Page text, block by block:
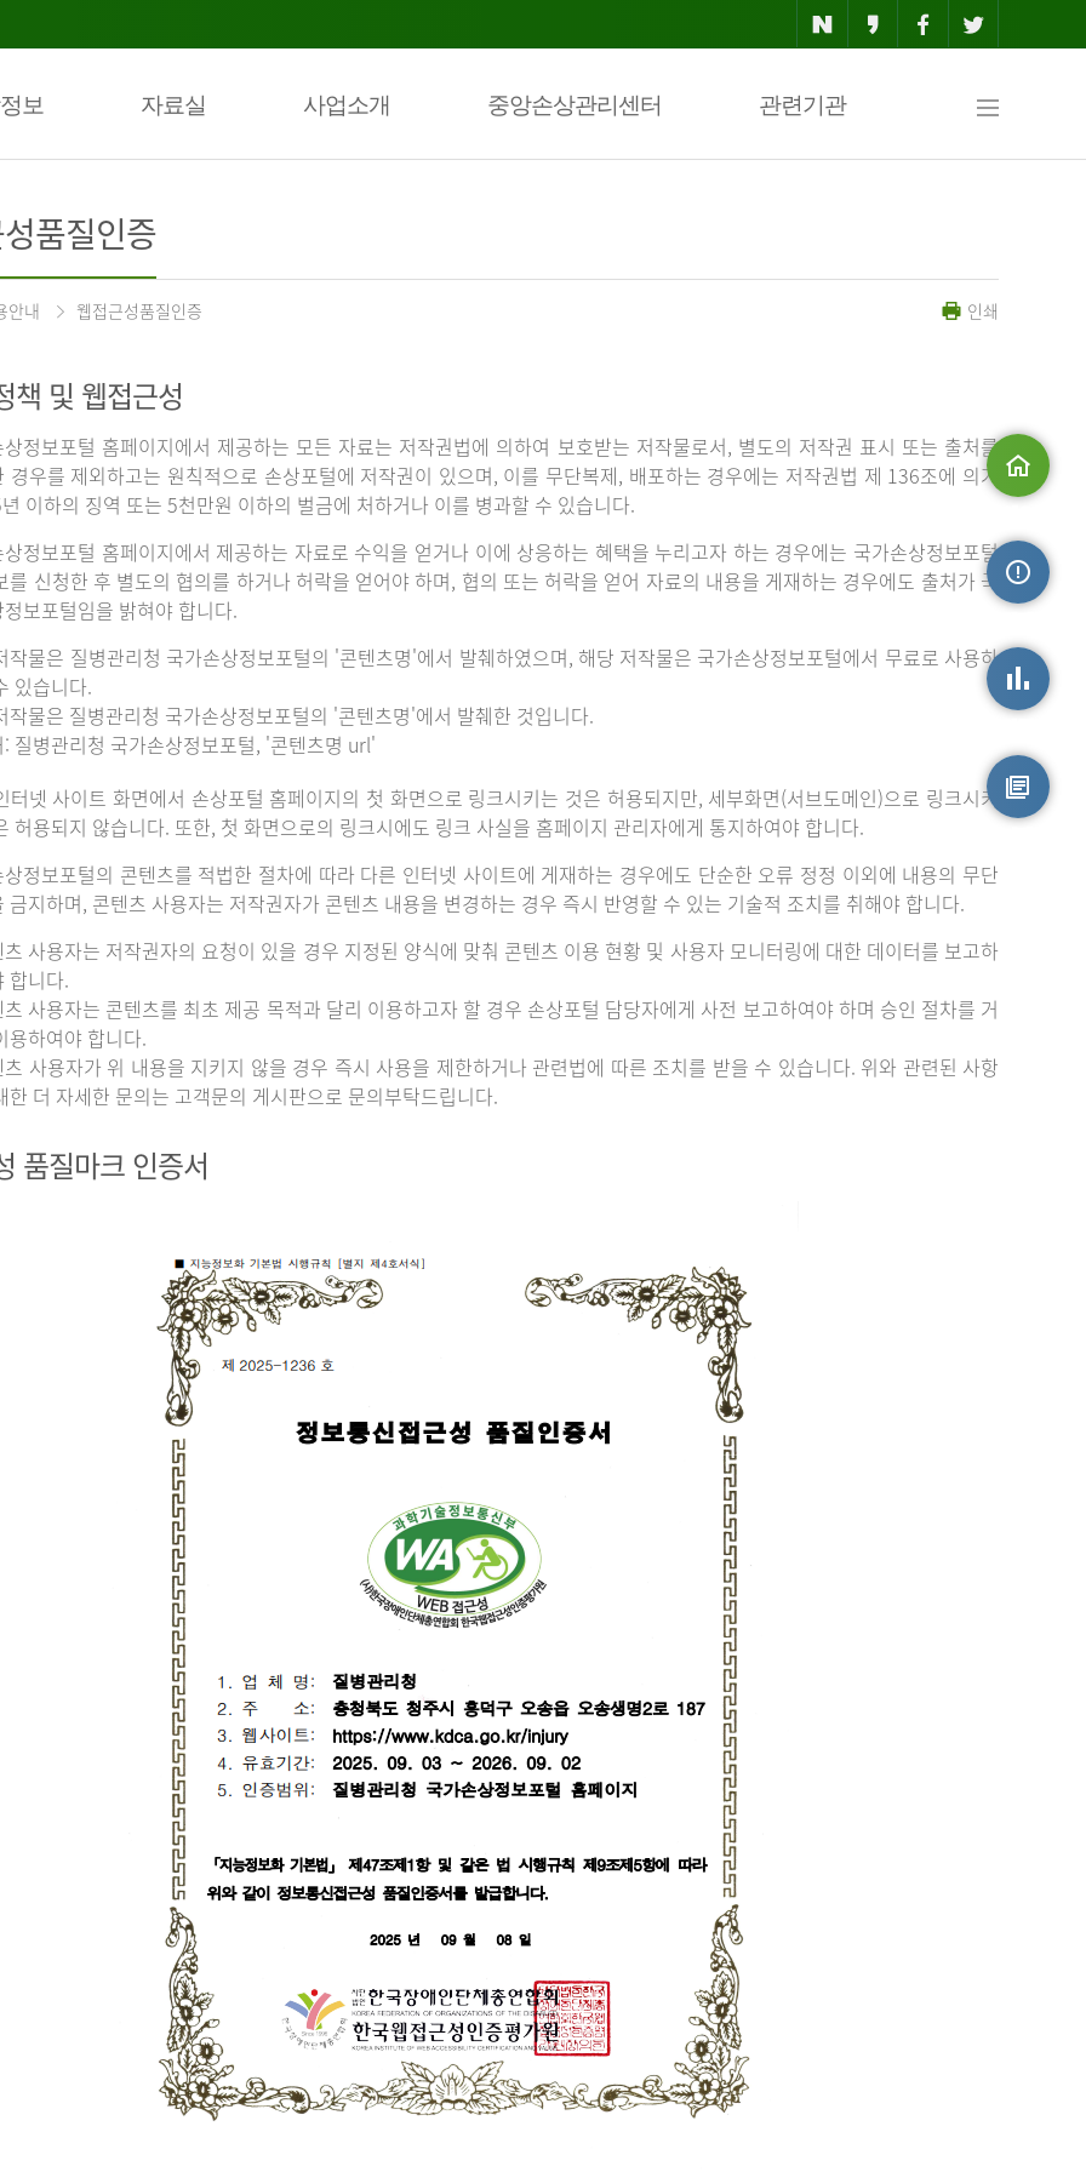
보 자료실 사업소개 중앙손상관리센터 관련기관
맵
품질인증
안내 웹접근성품질인증 인쇄
책 및 웹접근성
상정보포털 홈페이지에서 제공하는 모든 자료는 저작권법에 의하여 보호받는 저작물로서, 별도의 저작권 표시 또는 출처를
경우를 제외하고는 원칙적으로 손상포털에 저작권이 있으며, 이를 무단복제, 배포하는 경우에는 저작권법 제 136조에 의거
이하의 징역 또는 5천만원 이하의 벌금에 처하거나 이를 병과할 수 있습니다.
상정보포털 홈페이지에서 제공하는 자료로 수익을 얻거나 이에 상응하는 혜택을 누리고자 하는 경우에는 국가손상정보포털
를 신청한 후 별도의 협의를 하거나 허락을 얻어야 하며, 협의 또는 허락을 얻어 자료의 내용을 게재하는 경우에도 출처가 국
보포털임을 밝혀야 합니다.
작물은 질병관리청 국가손상정보포털의 '콘텐츠명'에서 발췌하였으며, 해당 저작물은 국가손상정보포털에서 무료로 사용하
있습니다.
작물은 질병관리청 국가손상정보포털의 '콘텐츠명'에서 발췌한 것입니다.
: 질병관리청 국가손상정보포털, '콘텐츠명 url'
터넷 사이트 화면에서 손상포털 홈페이지의 첫 화면으로 링크시키는 것은 허용되지만, 세부화면(서브도메인)으로 링크시키
허용되지 않습니다. 또한, 첫 화면으로의 링크시에도 링크 사실을 홈페이지 관리자에게 통지하여야 합니다.
상정보포털의 콘텐츠를 적법한 절차에 따라 다른 인터넷 사이트에 게재하는 경우에도 단순한 오류 정정 이외에 내용의 무단
금지하며, 콘텐츠 사용자는 저작권자가 콘텐츠 내용을 변경하는 경우 즉시 반영할 수 있는 기술적 조치를 취해야 합니다.
츠 사용자는 저작권자의 요청이 있을 경우 지정된 양식에 맞춰 콘텐츠 이용 현황 및 사용자 모니터링에 대한 데이터를 보고하
합니다.
츠 사용자는 콘텐츠를 최초 제공 목적과 달리 이용하고자 할 경우 손상포털 담당자에게 사전 보고하여야 하며 승인 절차를 거
용하여야 합니다.
츠 사용자가 위 내용을 지키지 않을 경우 즉시 사용을 제한하거나 관련법에 따른 조치를 받을 수 있습니다. 위와 관련된 사항
한 더 자세한 문의는 고객문의 게시판으로 문의부탁드립니다.
품질마크 인증서